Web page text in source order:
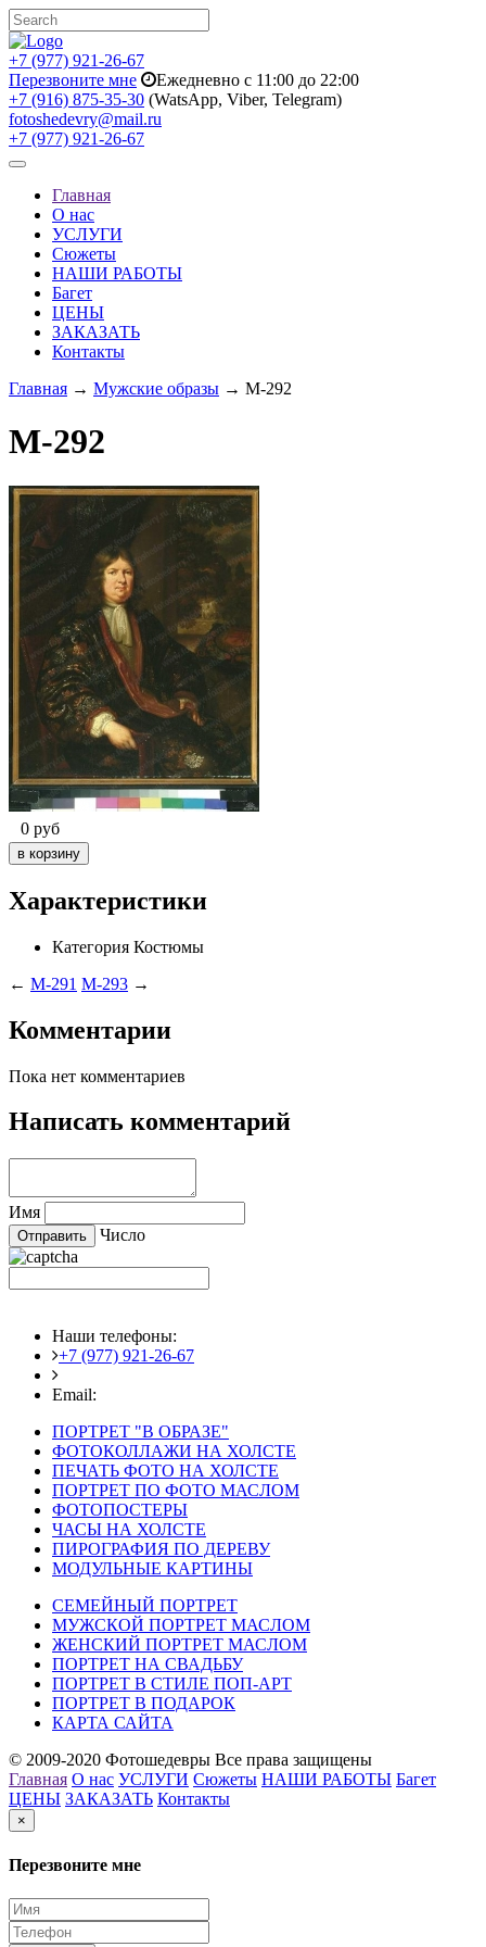
+7 (977) 921-26-67
Перезвоните мне
Ежедневно с 11:00 до 22:00
+7 (916) 875-35-30 (WatsApp, Viber, Telegram)
fotoshedevry@mail.ru
+7 (977) 921-26-67
Toggle
navigationГлавная
О нас
УСЛУГИ
Сюжеты
НАШИ РАБОТЫ
Багет
ЦЕНЫ
ЗАКАЗАТЬ
Контакты
Главная → Мужские образы → M-292
M-292
0 руб
Характеристики
Категория Костюмы
← M-291 M-293 →
Комментарии
Пока нет комментариев
Написать комментарий
Имя
Число
Наши телефоны:
+7 (977) 921-26-67
Email:
ПОРТРЕТ "В ОБРАЗЕ"
ФОТОКОЛЛАЖИ НА ХОЛСТЕ
ПЕЧАТЬ ФОТО НА ХОЛСТЕ
ПОРТРЕТ ПО ФОТО МАСЛОМ
ФОТОПОСТЕРЫ
ЧАСЫ НА ХОЛСТЕ
ПИРОГРАФИЯ ПО ДЕРЕВУ
МОДУЛЬНЫЕ КАРТИНЫ
СЕМЕЙНЫЙ ПОРТРЕТ
МУЖСКОЙ ПОРТРЕТ МАСЛОМ
ЖЕНСКИЙ ПОРТРЕТ МАСЛОМ
ПОРТРЕТ НА СВАДЬБУ
ПОРТРЕТ В СТИЛЕ ПОП-АРТ
ПОРТРЕТ В ПОДАРОК
КАРТА САЙТА
© 2009-2020 Фотошедевры Все права защищены
Главная О нас УСЛУГИ Сюжеты НАШИ РАБОТЫ Багет
ЦЕНЫ ЗАКАЗАТЬ Контакты
×
Перезвоните мне